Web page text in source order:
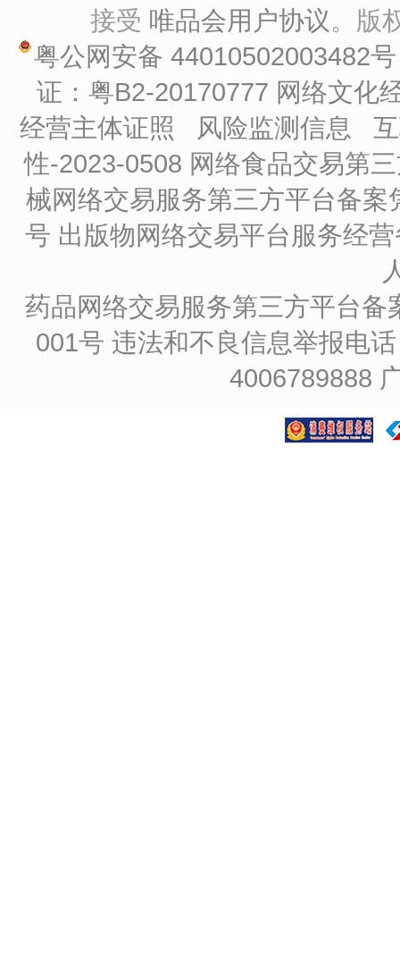
接受 唯品会用户协议。版
粤公网安备 44010502003482
证：粤B2-20170777 网络文化
经营主体证照
风险监测信息
性-2023-0508 网络食品交易第
械网络交易服务第三方平台备
号 出版物网络交易平台服务经
药品网络交易服务第三方平台
001号 违法和不良信息举报电
4006789888